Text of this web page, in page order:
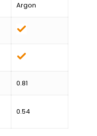
Argon
0.81
0.54